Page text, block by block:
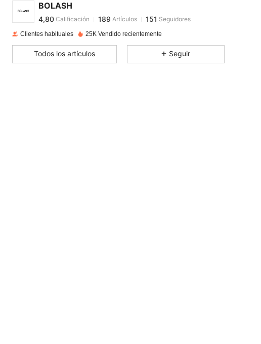
BOLASH
v***spagó Hace 1 día
4,80 189 151
Clientes habituales 25K Vendido recientemente
Todos los artículos Seguir